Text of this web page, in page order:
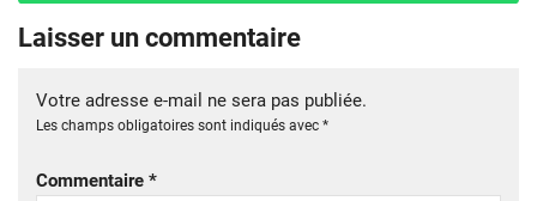
Laisser un commentaire
Votre adresse e-mail ne sera pas publiée.
Les champs obligatoires sont indiqués avec *
Commentaire *